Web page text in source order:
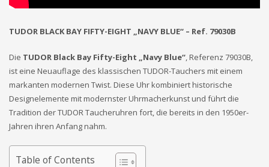
TUDOR BLACK BAY FIFTY-EIGHT „NAVY BLUE“ – Ref. 79030B
Die TUDOR Black Bay Fifty-Eight „Navy Blue“ , Referenz 79030B,
ist eine Neuauflage des klassischen TUDOR-Tauchers mit einem
markanten modernen Twist. Diese Uhr kombiniert historische
Designelemente mit modernster Uhrmacherkunst und führt die
Tradition der TUDOR Taucheruhren fort, die bereits in den 1950er-
Jahren ihren Anfang nahm.
Table of Contents